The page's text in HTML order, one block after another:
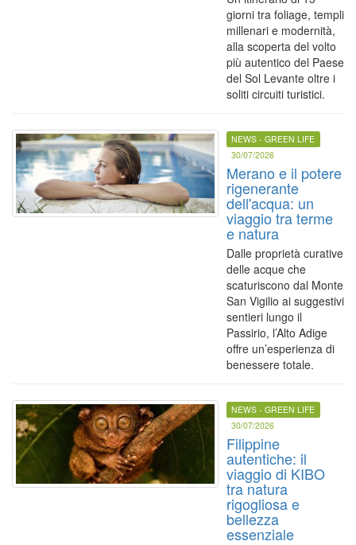
giorni tra foliage, templi
millenari e modernità,
alla scoperta del volto
più autentico del Paese
del Sol Levante oltre i
soliti circuiti turistici.
NEWS - GREEN LIFE
30/07/2026
Merano e il potere
rigenerante
dell'acqua: un
viaggio tra terme
e natura
Dalle proprietà curative
delle acque che
scaturiscono dal Monte
San Vigilio ai suggestivi
sentieri lungo il
Passirio, l’Alto Adige
offre un’esperienza di
benessere totale.
NEWS - GREEN LIFE
30/07/2026
Filippine
autentiche: il
viaggio di KIBO
tra natura
rigogliosa e
bellezza
essenziale